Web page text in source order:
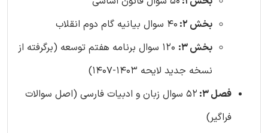
بخش 2:
40 سوال بیانیه گام دوم انقلاب
بخش 3:
120 سوال برنامه هفتم توسعه (برگرفته از
نسخه جدید لایحه 1403-1407)
فصل 3:
52 سوال زبان و ادبیات فارسی (اصل سوالات
فراگیر)